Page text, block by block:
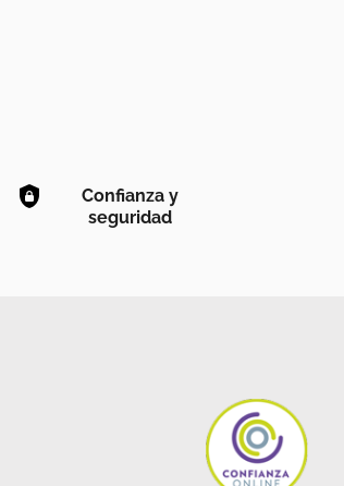
Confianza y
seguridad